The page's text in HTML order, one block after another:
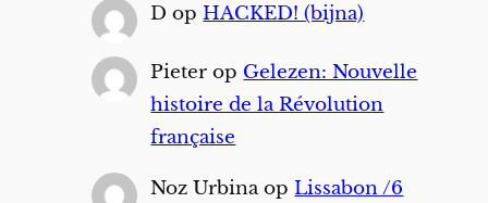
D opHACKED! (bijna)
Pieter op Gelezen: Nouvelle
histoire de la Révolution
française
Noz UrbinaopLissabon /6